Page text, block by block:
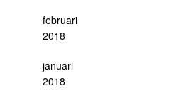
februari
2018
januari
2018